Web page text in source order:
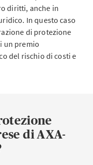
diritti, anche in
In questo caso
di protezione
un premio
del rischio di costi e
di AXA-